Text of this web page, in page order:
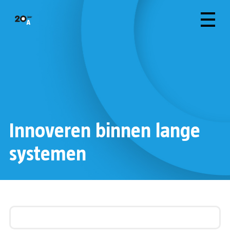
Innoveren binnen lange
systemen